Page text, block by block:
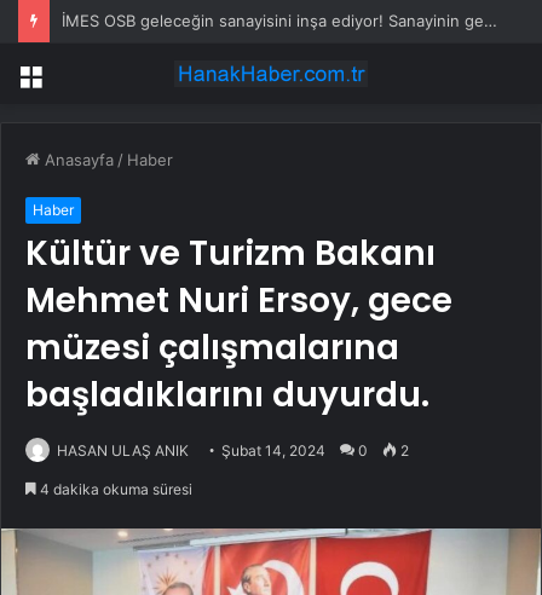
İMES OSB geleceğin sanayisini inşa ediyor! Sanayinin geleceği İMES OSB’de konuşuldu
Menü
Anasayfa / Haber
Haber
Kültür ve Turizm Bakanı
Mehmet Nuri Ersoy, gece
müzesi çalışmalarına
başladıklarını duyurdu.
HASAN ULAŞ ANIK Şubat 14, 2024 0 2
4 dakika okuma süresi